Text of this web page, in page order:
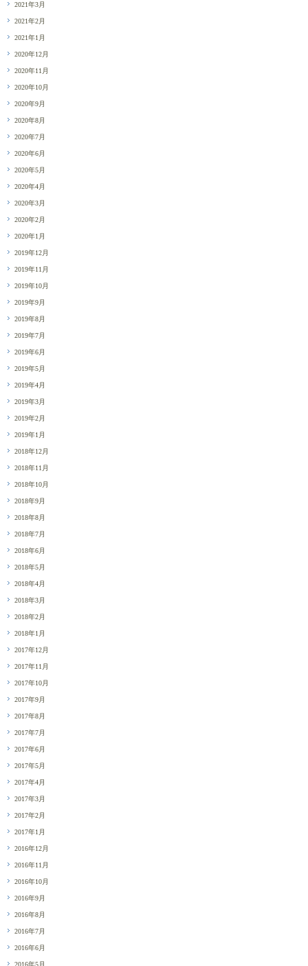
2021年3月
2021年2月
2021年1月
2020年12月
2020年11月
2020年10月
2020年9月
2020年8月
2020年7月
2020年6月
2020年5月
2020年4月
2020年3月
2020年2月
2020年1月
2019年12月
2019年11月
2019年10月
2019年9月
2019年8月
2019年7月
2019年6月
2019年5月
2019年4月
2019年3月
2019年2月
2019年1月
2018年12月
2018年11月
2018年10月
2018年9月
2018年8月
2018年7月
2018年6月
2018年5月
2018年4月
2018年3月
2018年2月
2018年1月
2017年12月
2017年11月
2017年10月
2017年9月
2017年8月
2017年7月
2017年6月
2017年5月
2017年4月
2017年3月
2017年2月
2017年1月
2016年12月
2016年11月
2016年10月
2016年9月
2016年8月
2016年7月
2016年6月
2016年5月